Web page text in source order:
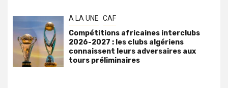
A LA UNE CAF
Compétitions africaines interclubs
2026-2027 : les clubs algériens
connaissent leurs adversaires aux
tours préliminaires